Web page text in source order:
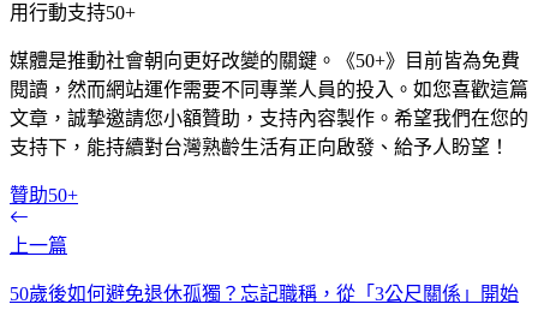
用行動支持50+
媒體是推動社會朝向更好改變的關鍵。《50+》目前皆為免費
閱讀，然而網站運作需要不同專業人員的投入。如您喜歡這篇
文章，誠摯邀請您小額贊助，支持內容製作。希望我們在您的
支持下，能持續對台灣熟齡生活有正向啟發、給予人盼望！
贊助50+
上一篇
50歲後如何避免退休孤獨？忘記職稱，從「3公尺關係」開始